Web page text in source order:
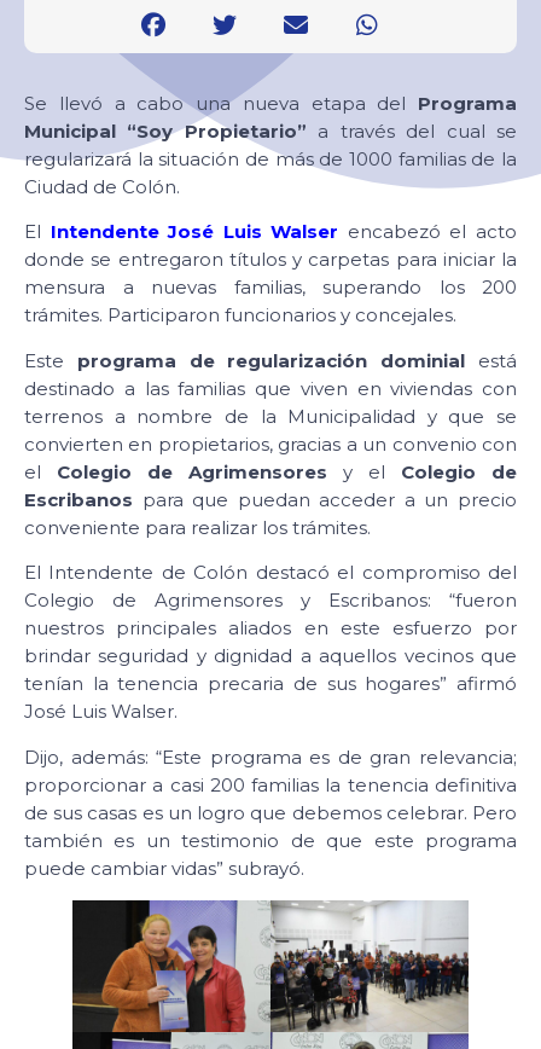
Se llevó a cabo una nueva etapa del Programa
Municipal “Soy Propietario” a través del cual se
regularizará la situación de más de 1000 familias de la
Ciudad de Colón.
El Intendente José Luis Walser encabezó el acto
donde se entregaron títulos y carpetas para iniciar la
mensura a nuevas familias, superando los 200
trámites. Participaron funcionarios y concejales.
Este programa de regularización dominial está
destinado a las familias que viven en viviendas con
terrenos a nombre de la Municipalidad y que se
convierten en propietarios, gracias a un convenio con
el Colegio de Agrimensores y el Colegio de
Escribanos para que puedan acceder a un precio
conveniente para realizar los trámites.
El Intendente de Colón destacó el compromiso del
Colegio de Agrimensores y Escribanos: “fueron
nuestros principales aliados en este esfuerzo por
brindar seguridad y dignidad a aquellos vecinos que
tenían la tenencia precaria de sus hogares” afirmó
José Luis Walser.
Dijo, además: “Este programa es de gran relevancia;
proporcionar a casi 200 familias la tenencia definitiva
de sus casas es un logro que debemos celebrar. Pero
también es un testimonio de que este programa
puede cambiar vidas” subrayó.